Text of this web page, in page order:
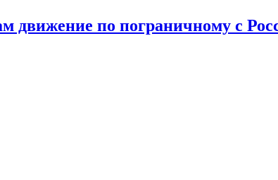
движение по пограничному с